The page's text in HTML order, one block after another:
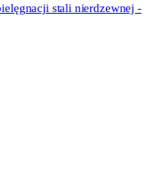
stali nierdzewnej -